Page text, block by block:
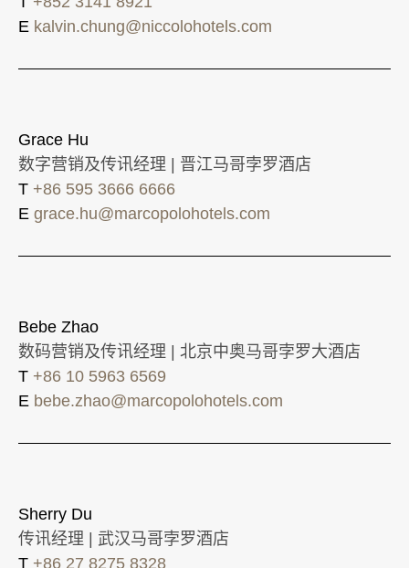
E kalvin.chung@niccolohotels.com
Grace Hu
数字营销及传讯经理 | 晋江马哥孛罗酒店
T +86 595 3666 6666
E grace.hu@marcopolohotels.com
Bebe Zhao
数码营销及传讯经理 | 北京中奥马哥孛罗大酒店
T +86 10 5963 6569
E bebe.zhao@marcopolohotels.com
Sherry Du
传讯经理 | 武汉马哥孛罗酒店
T +86 27 8275 8328